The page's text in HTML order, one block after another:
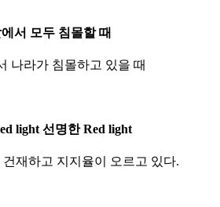
서 모두 침몰할 때
나라가 침몰하고 있을 때
light 선명한 Red light
재하고 지지율이 오르고 있다.